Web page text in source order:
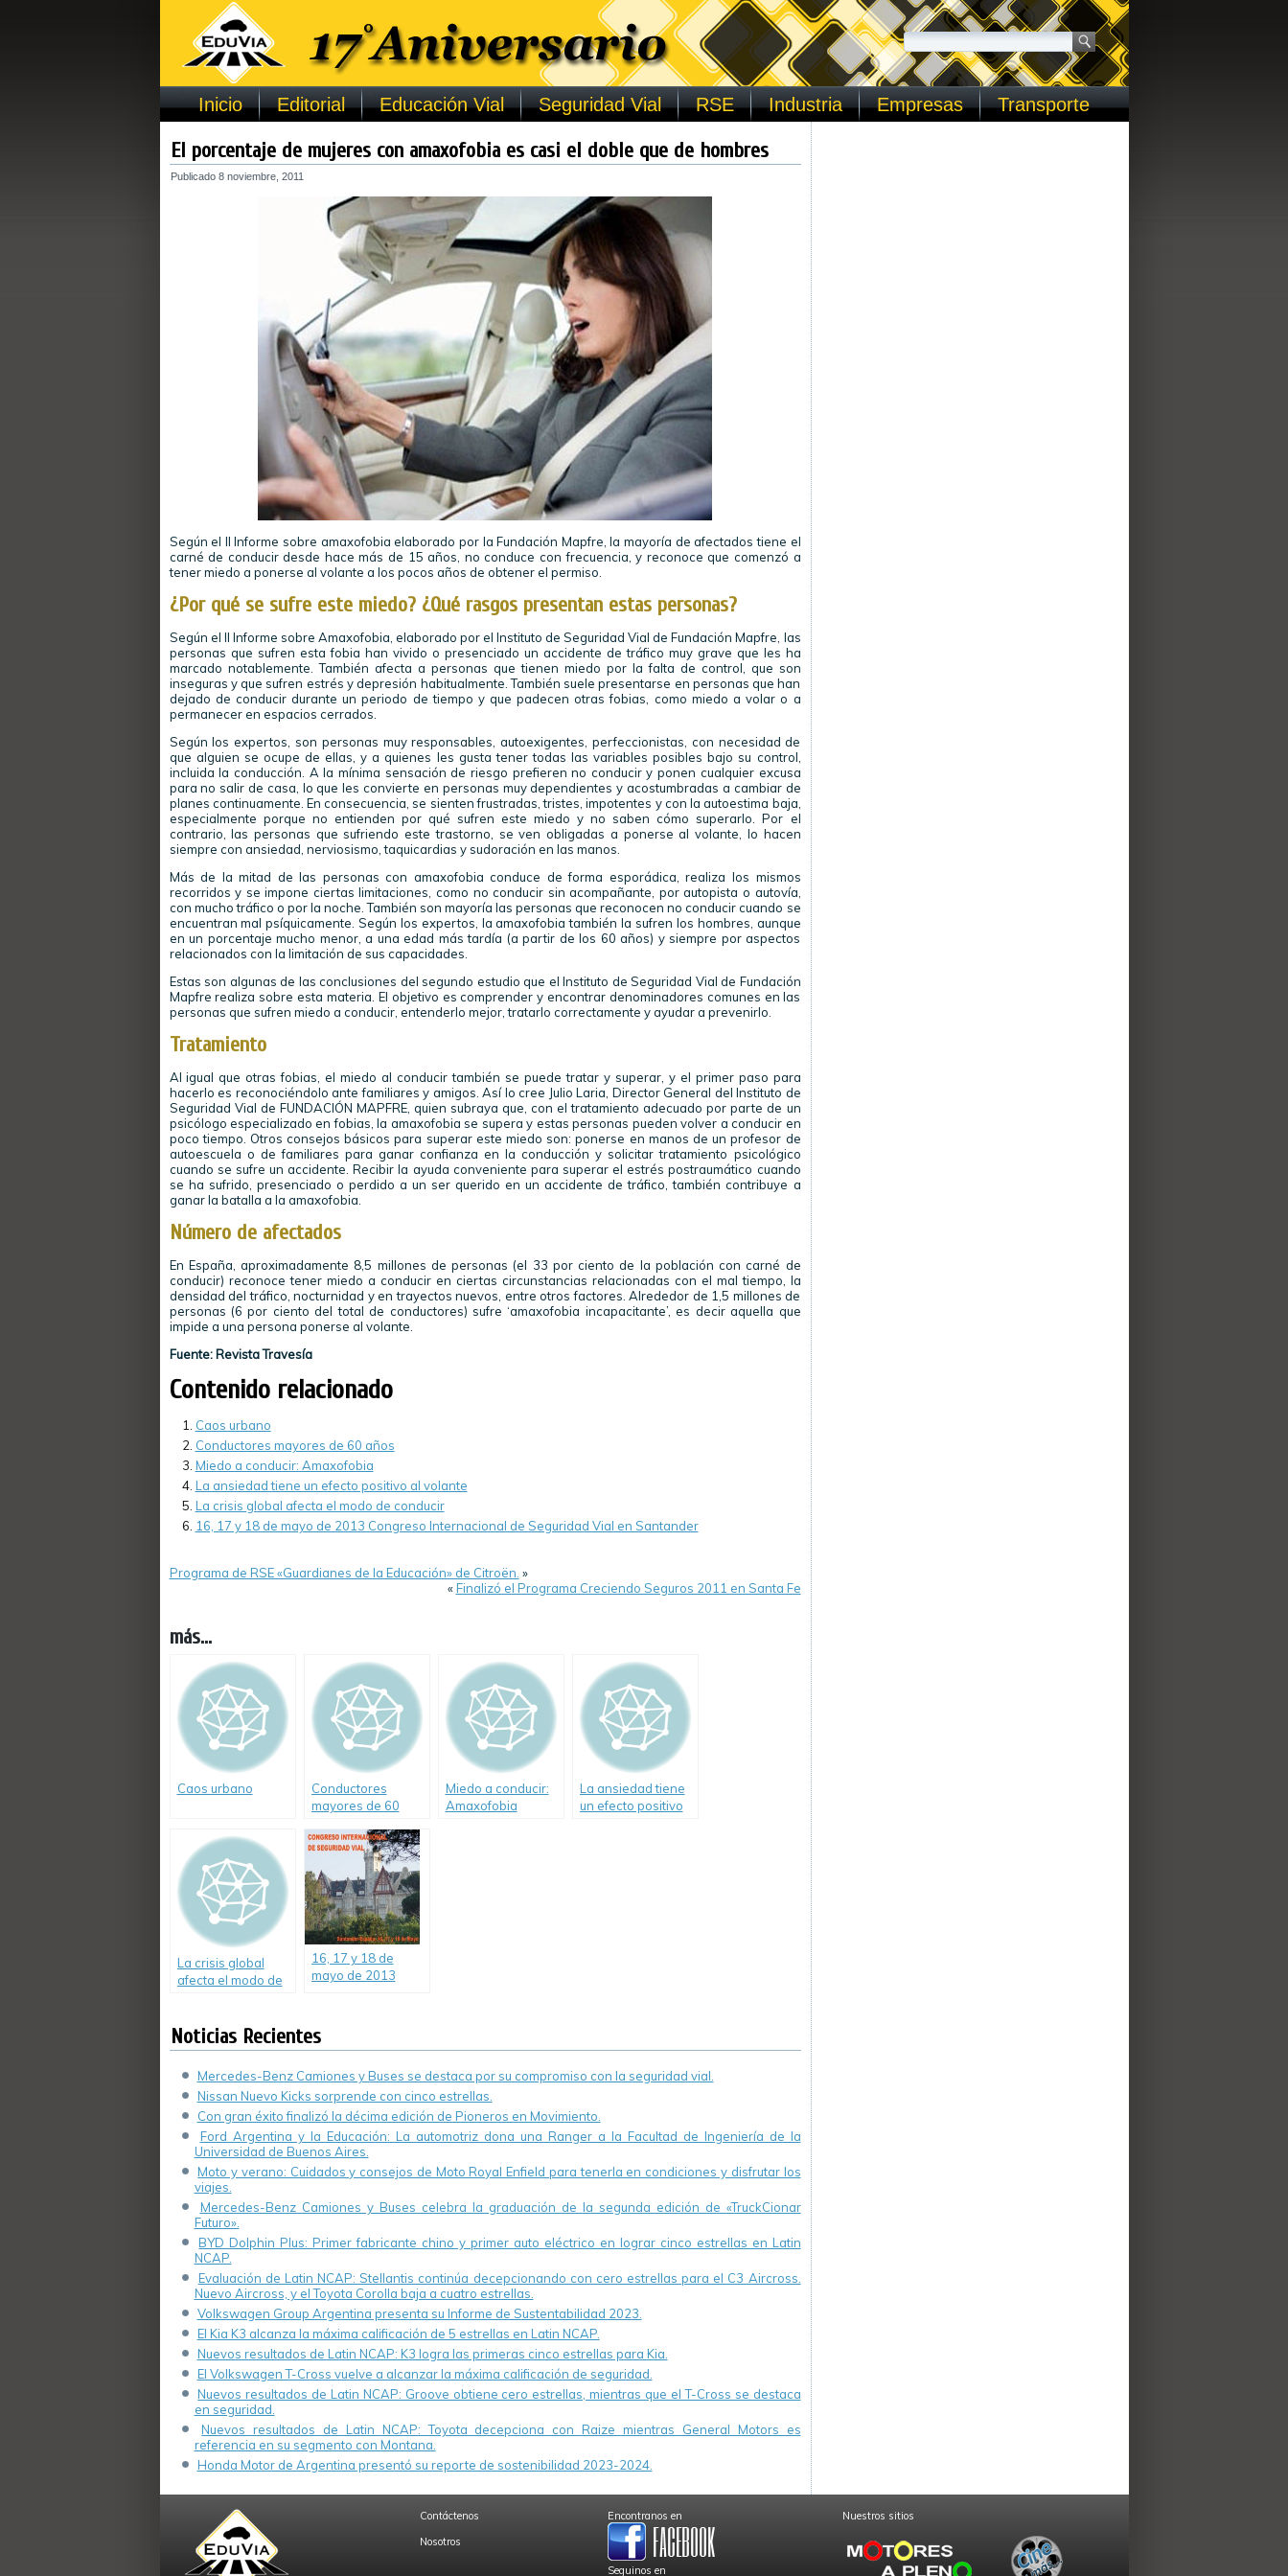
Inicio Editorial Educación Vial Seguridad Vial RSE Industria Empresas Transporte
El porcentaje de mujeres con amaxofobia es casi el doble que de hombres
Publicado 8 noviembre, 2011
Según el II Informe sobre amaxofobia elaborado por la Fundación Mapfre, la mayoría de afectados tiene el
carné de conducir desde hace más de 15 años, no conduce con frecuencia, y reconoce que comenzó a
tener miedo a ponerse al volante a los pocos años de obtener el permiso.
¿Por qué se sufre este miedo? ¿Qué rasgos presentan estas personas?
Según el II Informe sobre Amaxofobia, elaborado por el Instituto de Seguridad Vial de Fundación Mapfre, las
personas que sufren esta fobia han vivido o presenciado un accidente de tráfico muy grave que les ha
marcado notablemente. También afecta a personas que tienen miedo por la falta de control, que son
inseguras y que sufren estrés y depresión habitualmente. También suele presentarse en personas que han
dejado de conducir durante un periodo de tiempo y que padecen otras fobias, como miedo a volar o a
permanecer en espacios cerrados.
Según los expertos, son personas muy responsables, autoexigentes, perfeccionistas, con necesidad de
que alguien se ocupe de ellas, y a quienes les gusta tener todas las variables posibles bajo su control,
incluida la conducción. A la mínima sensación de riesgo prefieren no conducir y ponen cualquier excusa
para no salir de casa, lo que les convierte en personas muy dependientes y acostumbradas a cambiar de
planes continuamente. En consecuencia, se sienten frustradas, tristes, impotentes y con la autoestima baja,
especialmente porque no entienden por qué sufren este miedo y no saben cómo superarlo. Por el
contrario, las personas que sufriendo este trastorno, se ven obligadas a ponerse al volante, lo hacen
siempre con ansiedad, nerviosismo, taquicardias y sudoración en las manos.
Más de la mitad de las personas con amaxofobia conduce de forma esporádica, realiza los mismos
recorridos y se impone ciertas limitaciones, como no conducir sin acompañante, por autopista o autovía,
con mucho tráfico o por la noche. También son mayoría las personas que reconocen no conducir cuando se
encuentran mal psíquicamente. Según los expertos, la amaxofobia también la sufren los hombres, aunque
en un porcentaje mucho menor, a una edad más tardía (a partir de los 60 años) y siempre por aspectos
relacionados con la limitación de sus capacidades.
Estas son algunas de las conclusiones del segundo estudio que el Instituto de Seguridad Vial de Fundación
Mapfre realiza sobre esta materia. El objetivo es comprender y encontrar denominadores comunes en las
personas que sufren miedo a conducir, entenderlo mejor, tratarlo correctamente y ayudar a prevenirlo.
Tratamiento
Al igual que otras fobias, el miedo al conducir también se puede tratar y superar, y el primer paso para
hacerlo es reconociéndolo ante familiares y amigos. Así lo cree Julio Laria, Director General del Instituto de
Seguridad Vial de FUNDACIÓN MAPFRE, quien subraya que, con el tratamiento adecuado por parte de un
psicólogo especializado en fobias, la amaxofobia se supera y estas personas pueden volver a conducir en
poco tiempo. Otros consejos básicos para superar este miedo son: ponerse en manos de un profesor de
autoescuela o de familiares para ganar confianza en la conducción y solicitar tratamiento psicológico
cuando se sufre un accidente. Recibir la ayuda conveniente para superar el estrés postraumático cuando
se ha sufrido, presenciado o perdido a un ser querido en un accidente de tráfico, también contribuye a
ganar la batalla a la amaxofobia.
Número de afectados
En España, aproximadamente 8,5 millones de personas (el 33 por ciento de la población con carné de
conducir) reconoce tener miedo a conducir en ciertas circunstancias relacionadas con el mal tiempo, la
densidad del tráfico, nocturnidad y en trayectos nuevos, entre otros factores. Alrededor de 1,5 millones de
personas (6 por ciento del total de conductores) sufre ‘amaxofobia incapacitante’, es decir aquella que
impide a una persona ponerse al volante.
Fuente: Revista Travesía
Contenido relacionado
Caos urbano
Conductores mayores de 60 años
Miedo a conducir: Amaxofobia
La ansiedad tiene un efecto positivo al volante
La crisis global afecta el modo de conducir
16, 17 y 18 de mayo de 2013 Congreso Internacional de Seguridad Vial en Santander
Programa de RSE «Guardianes de la Educación» de Citroën. »
«Finalizó el Programa Creciendo Seguros 2011 en Santa Fe
más...
Caos urbano
Conductores
mayores de 60
Miedo a conducir:
Amaxofobia
La ansiedad tiene
un efecto positivo
La crisis global
afecta el modo de
16, 17 y 18 de
mayo de 2013
Santander
Noticias Recientes
Mercedes-Benz Camiones y Buses se destaca por su compromiso con la seguridad vial.
Nissan Nuevo Kicks sorprende con cinco estrellas.
Con gran éxito finalizó la décima edición de Pioneros en Movimiento.
Ford Argentina y la Educación: La automotriz dona una Ranger a la Facultad de Ingeniería de la
Universidad de Buenos Aires.
Moto y verano: Cuidados y consejos de Moto Royal Enfield para tenerla en condiciones y disfrutar los
viajes.
Mercedes-Benz Camiones y Buses celebra la graduación de la segunda edición de «TruckCionar
Futuro».
BYD Dolphin Plus: Primer fabricante chino y primer auto eléctrico en lograr cinco estrellas en Latin
NCAP.
Evaluación de Latin NCAP: Stellantis continúa decepcionando con cero estrellas para el C3 Aircross.
Nuevo Aircross, y el Toyota Corolla baja a cuatro estrellas.
Volkswagen Group Argentina presenta su Informe de Sustentabilidad 2023.
El Kia K3 alcanza la máxima calificación de 5 estrellas en Latin NCAP.
Nuevos resultados de Latin NCAP: K3 logra las primeras cinco estrellas para Kia.
El Volkswagen T-Cross vuelve a alcanzar la máxima calificación de seguridad.
Nuevos resultados de Latin NCAP: Groove obtiene cero estrellas, mientras que el T-Cross se destaca
en seguridad.
Nuevos resultados de Latin NCAP: Toyota decepciona con Raize mientras General Motors es
referencia en su segmento con Montana.
Honda Motor de Argentina presentó su reporte de sostenibilidad 2023-2024.
Contáctenos
Nosotros
Encontranos en
Seguinos en
Nuestros sitios